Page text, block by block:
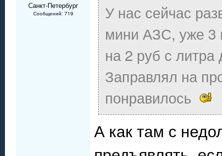
Санкт-Петербург
Сообщений: 719
У нас сейчас
мини АЗС, уже 3
на 2 руб с
Заправлял на
понравилось
А как там с